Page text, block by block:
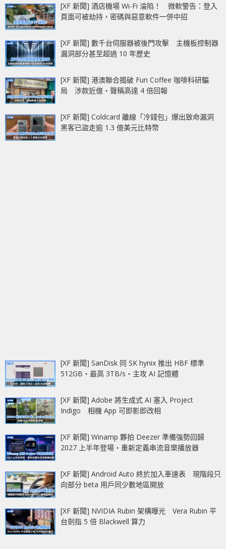
[XF 新聞] 酒店機場 Wi-Fi 淪陷！ 微軟警告：登入
頁面可被劫持，密碼與惡意軟件一併中招
[XF 新聞] 數千台伺服器被後門攻擊 主機板控制器
漏洞部分甚至超過 10 年歷史
[XF 新聞] 港澳聯合搗破 Fun Coffee 咖啡科研騙
局 涉款近億‧聲稱高達 4 倍回報
[XF 新聞] Coldcard 離線「冷錢包」爆出致命漏洞
黑客已盜走逾 1.3 億美元比特幣
[XF 新聞] SanDisk 同 SK hynix 推出 HBF 標準
512GB‧最高 3TB/s‧主攻 AI 記憶體
[XF 新聞] Adobe 將生成式 AI 塞入 Project
Indigo 相機 App 可即影即改相
[XF 新聞] Winamp 夥拍 Deezer 準備強勢回歸
2027 上半年登場‧重新定義串流音樂播放器
[XF 新聞] Android Auto 終於加入車速表 現階段只
向部分 beta 用戶同少數地區開放
[XF 新聞] NVIDIA Rubin 架構曝光 Vera Rubin 平
台劍指 5 倍 Blackwell 算力